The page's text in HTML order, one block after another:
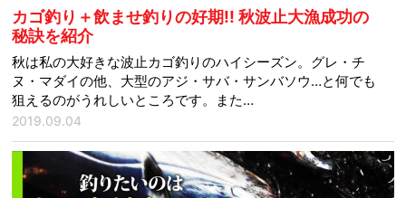
カゴ釣り＋飲ませ釣りの好期!! 秋波止大漁成功の
秘訣を紹介
秋は私の大好きな波止カゴ釣りのハイシーズン。グレ・チ
ヌ・マダイの他、大型のアジ・サバ・サンバソウ…と何でも
狙えるのがうれしいところです。また…
2019.09.04